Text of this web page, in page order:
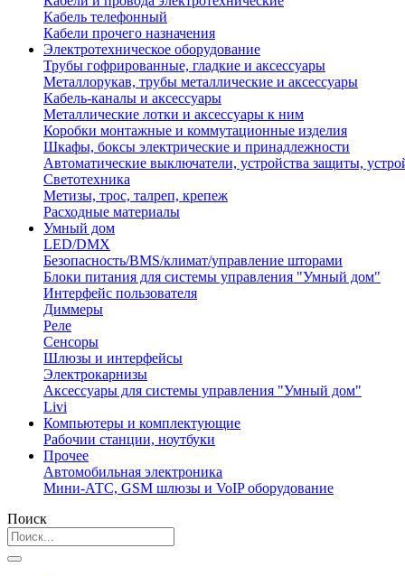
Кабель телефонный
Кабели прочего назначения
Электротехническое оборудование
Трубы гофрированные, гладкие и аксессуары
Металлорукав, трубы металлические и аксессуары
Кабель-каналы и аксессуары
Металлические лотки и аксессуары к ним
Коробки монтажные и коммутационные изделия
Шкафы, боксы электрические и принадлежности
Автоматические выключатели, устройства защиты,
Светотехника
Метизы, трос, талреп, крепеж
Расходные материалы
Умный дом
LED/DMX
Безопасность/BMS/климат/управление шторами
Блоки питания для системы управления "Умный дом"
Интерфейс пользователя
Диммеры
Реле
Сенсоры
Шлюзы и интерфейсы
Электрокарнизы
Аксессуары для системы управления "Умный дом"
Livi
Компьютеры и комплектующие
Рабочии станции, ноутбуки
Прочее
Автомобильная электроника
Мини-АТС, GSM шлюзы и VoIP оборудование
Поиск